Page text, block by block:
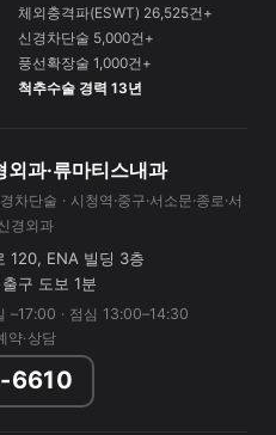
체외충격파(ESWT) 26,525건+
신경차단술 5,000건+
풍선확장술 1,000건+
척추수술 경력 13년
외과·류마티스내과
차단술 · 시청역·중구·서소문·종로·서
경외과
120, ENA 빌딩 3층
구 도보 1분
–17:00 · 점심 13:00–14:30
약·상담
6610